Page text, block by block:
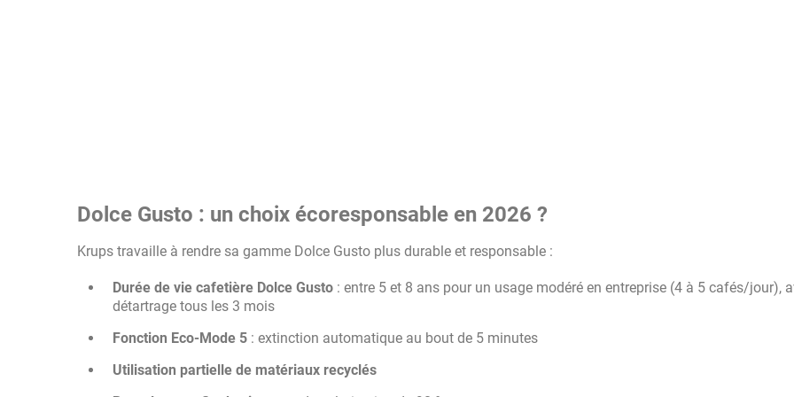
Dolce Gusto : un choix écoresponsable en 2026 ?
Krups travaille à rendre sa gamme Dolce Gusto plus durable et responsable :
Durée de vie cafetière Dolce Gusto : entre 5 et 8 ans pour un usage modéré en entreprise (4 à 5 cafés/jour),
détartrage tous les 3 mois
Fonction Eco-Mode 5 : extinction automatique au bout de 5 minutes
Utilisation partielle de matériaux recyclés